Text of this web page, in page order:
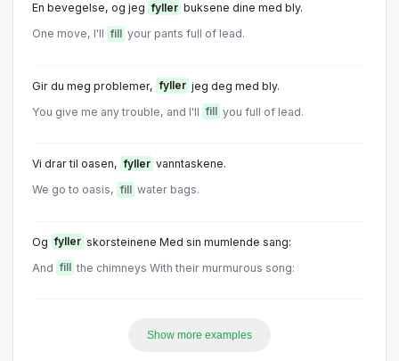
En bevegelse, og jeg fyller buksene dine med bly.
One move, I'll fill your pants full of lead.
Gir du meg problemer, fyller jeg deg med bly.
You give me any trouble, and I'll fill you full of lead.
Vi drar til oasen, fyller vanntaskene.
We go to oasis, fill water bags.
Og fyller skorsteinene Med sin mumlende sang:
And fill the chimneys With their murmurous song:
Show more examples